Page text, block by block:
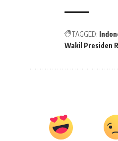
TAGGED:
Wakil Presiden